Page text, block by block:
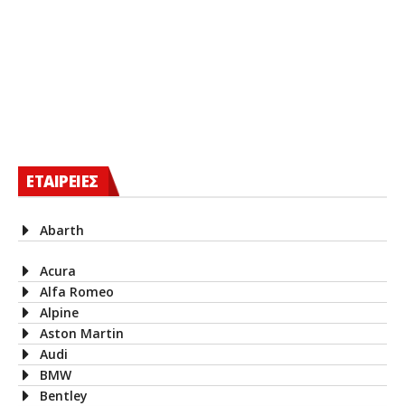
ΕΤΑΙΡΕΙΕΣ
Abarth
Acura
Alfa Romeo
Alpine
Aston Martin
Audi
BMW
Bentley